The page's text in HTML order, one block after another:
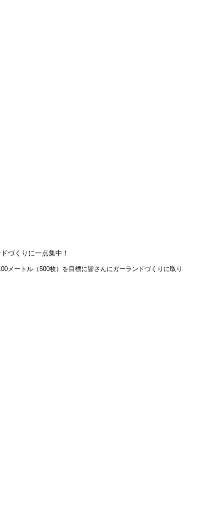
づくりに一点集中！
メートル（500枚）を目標に皆さんにガーランドづくりに取り